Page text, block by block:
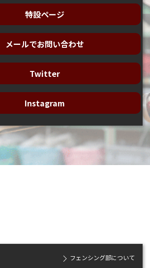
特設ページ
メールでお問い合わせ
Twitter
Instagram
フェンシング部について